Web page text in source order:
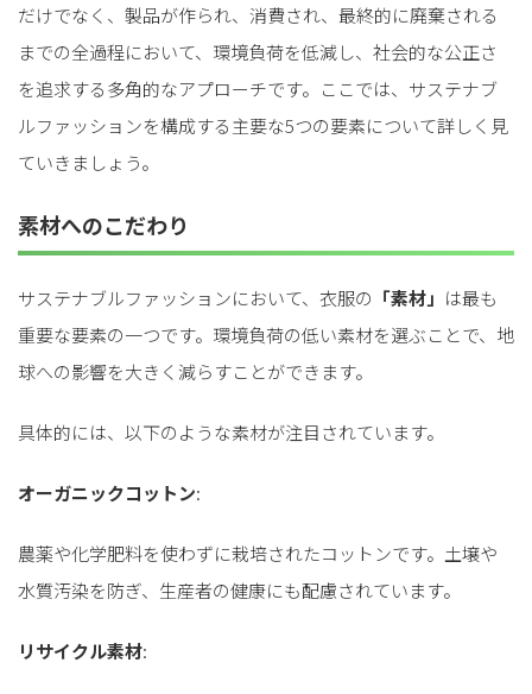
だけでなく、製品が作られ、消費され、最終的に廃棄される
までの全過程において、環境負荷を低減し、社会的な公正さ
を追求する多角的なアプローチです。ここでは、サステナブ
ルファッションを構成する主要な5つの要素について詳しく見
ていきましょう。
素材へのこだわり
サステナブルファッションにおいて、衣服の 「素材」 は最も
重要な要素の一つです。環境負荷の低い素材を選ぶことで、地
球への影響を大きく減らすことができます。
具体的には、以下のような素材が注目されています。
オーガニックコットン:
農薬や化学肥料を使わずに栽培されたコットンです。土壌や
水質汚染を防ぎ、生産者の健康にも配慮されています。
リサイクル素材: